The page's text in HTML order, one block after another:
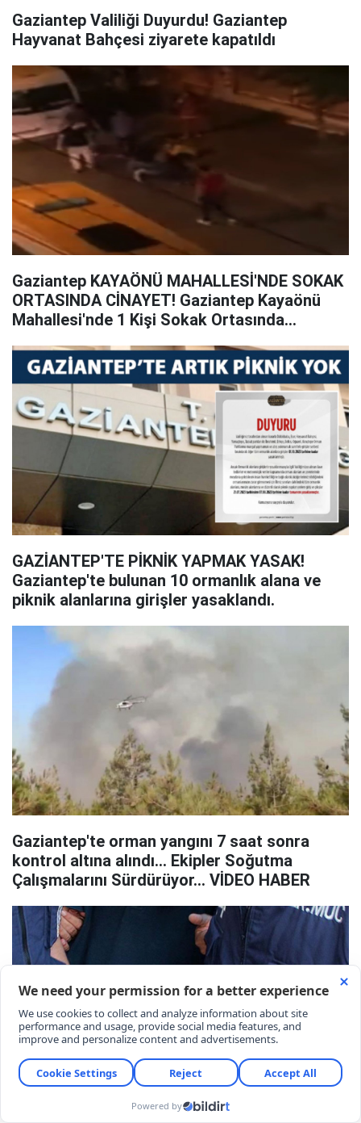
Gaziantep Valiliği Duyurdu! Gaziantep
Hayvanat Bahçesi ziyarete kapatıldı
Gaziantep KAYAÖNÜ MAHALLESİ'NDE SOKAK
ORTASINDA CİNAYET! Gaziantep Kayaönü
Mahallesi'nde 1 Kişi Sokak Ortasında
GAZİANTEP'TE PİKNİK YAPMAK YASAK!
Gaziantep'te bulunan 10 ormanlık alana ve
piknik alanlarına girişler yasaklandı.
Gaziantep'te orman yangını 7 saat sonra
kontrol altına alındı... Ekipler Soğutma
Çalışmalarını Sürdürüyor... VİDEO HABER